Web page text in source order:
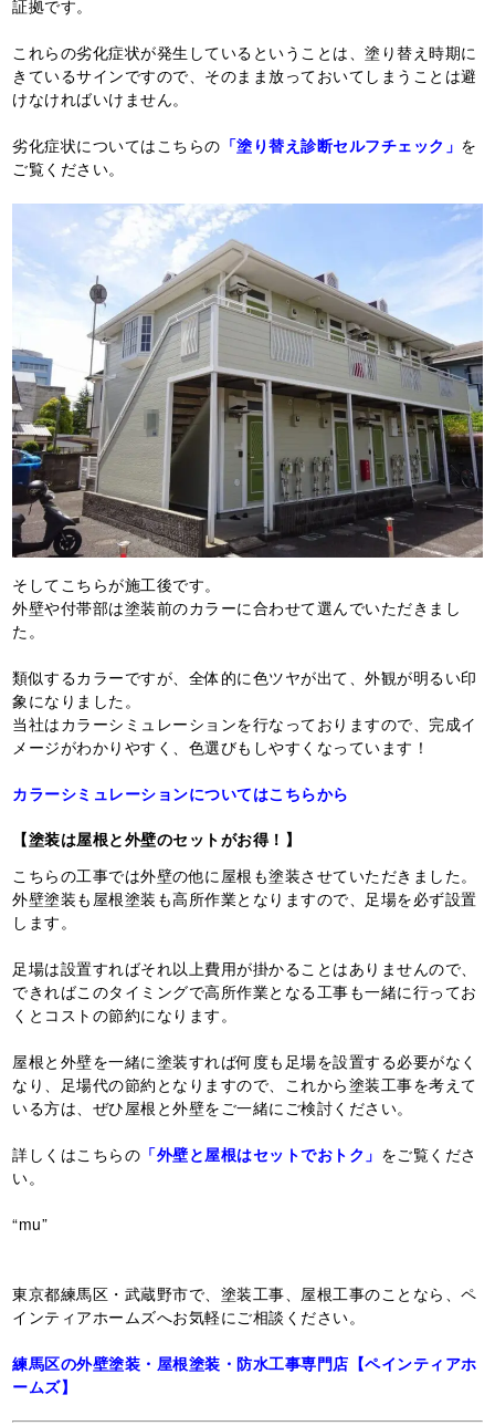
証拠です。
これらの劣化症状が発生しているということは、塗り替え時期に
きているサインですので、そのまま放っておいてしまうことは避
けなければいけません。
劣化症状についてはこちらの 「塗り替え診断セルフチェック」 を
ご覧ください。
そしてこちらが施工後です。
外壁や付帯部は塗装前のカラーに合わせて選んでいただきまし
た。
類似するカラーですが、全体的に色ツヤが出て、外観が明るい印
象になりました。
当社はカラーシミュレーションを行なっておりますので、完成イ
メージがわかりやすく、色選びもしやすくなっています！
カラーシミュレーションについてはこちらから
【塗装は屋根と外壁のセットがお得！】
こちらの工事では外壁の他に屋根も塗装させていただきました。
外壁塗装も屋根塗装も高所作業となりますので、足場を必ず設置
します。
足場は設置すればそれ以上費用が掛かることはありませんので、
できればこのタイミングで高所作業となる工事も一緒に行ってお
くとコストの節約になります。
屋根と外壁を一緒に塗装すれば何度も足場を設置する必要がなく
なり、足場代の節約となりますので、これから塗装工事を考えて
いる方は、ぜひ屋根と外壁をご一緒にご検討ください。
詳しくはこちらの 「外壁と屋根はセットでおトク」 をご覧くださ
い。
“mu”
東京都練馬区・武蔵野市で、塗装工事、屋根工事のことなら、ペ
インティアホームズへお気軽にご相談ください。
練馬区の外壁塗装・屋根塗装・防水工事専門店【ペインティアホ
ームズ】